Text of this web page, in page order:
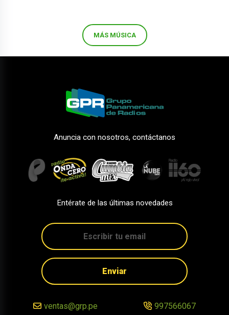
MÁS MÚSICA
Anuncia con nosotros, contáctanos
Entérate de las últimas novedades
Enviar
ventas@grp.pe 997566067